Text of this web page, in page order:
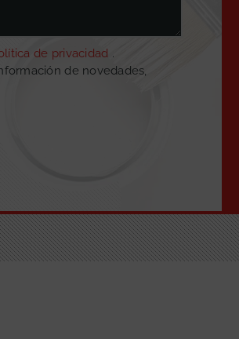
de privacidad .
de novedades,